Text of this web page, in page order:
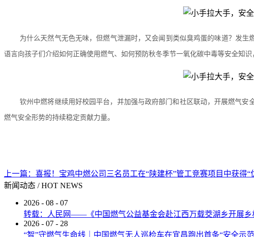
为什么天然气无色无味，但燃气泄漏时，又会闻到类似臭鸡蛋的味道？发
语言向孩子们介绍如何正确使用燃气、如何预防秋冬季节一氧化碳中毒等安全知
钦州中燃将继续用好校园平台，并加强与政府部门和社区联动，开展燃气
燃气安全形势的持续稳定贡献力量。
上一篇： 喜报！宝鸡中燃公司三名员工在“陕建杯”管工竞赛项目中获得“
新闻动态 / HOT NEWS
2026 - 08 - 07
转载：人民网——《中国燃气公益基金会赴江西万载茭湖乡开展乡
2026 - 07 - 28
“智”守燃气生命线｜中国燃气无人巡检车在宜昌跑出首条“安全示